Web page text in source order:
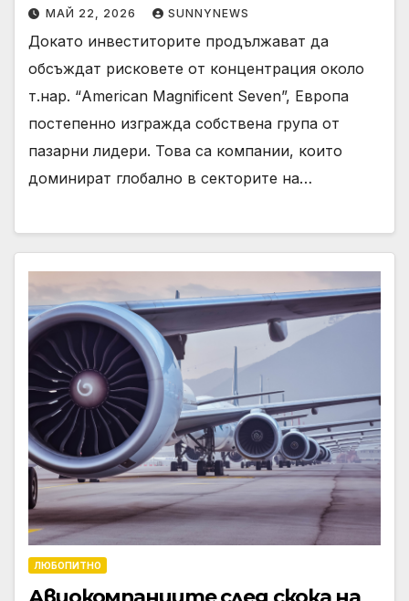
МАЙ 22, 2026 SUNNYNEWS
Докато инвеститорите продължават да
обсъждат рисковете от концентрация около
т.нар. “American Magnificent Seven”, Европа
постепенно изгражда собствена група от
пазарни лидери. Това са компании, които
доминират глобално в секторите на…
ЛЮБОПИТНО